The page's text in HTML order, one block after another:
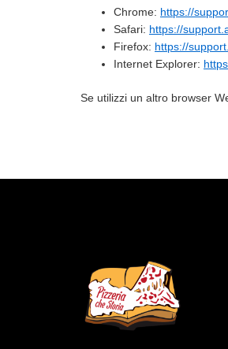
Chrome: https://
Safari: https://
Firefox: https://
Internet Explorer:
Se utilizzi un altro browser